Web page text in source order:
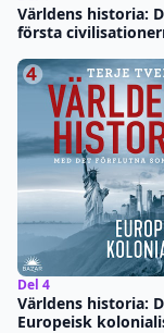
Världens historia:
första
Del 4
Världens historia:
Europeisk